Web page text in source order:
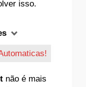
isso.
não é mais